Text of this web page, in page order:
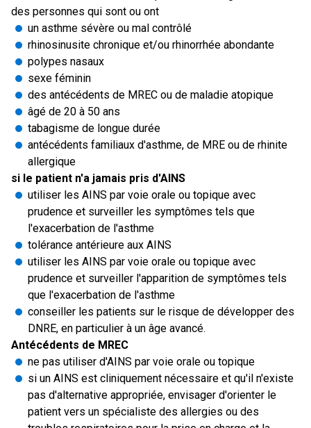
des personnes qui sont ou ont
un asthme sévère ou mal contrôlé
rhinosinusite chronique et/ou rhinorrhée abondante
polypes nasaux
sexe féminin
des antécédents de MREC ou de maladie atopique
âgé de 20 à 50 ans
tabagisme de longue durée
antécédents familiaux d'asthme, de MRE ou de rhinite
allergique
si le patient n'a jamais pris d'AINS
utiliser les AINS par voie orale ou topique avec
prudence et surveiller les symptômes tels que
l'exacerbation de l'asthme
tolérance antérieure aux AINS
utiliser les AINS par voie orale ou topique avec
prudence et surveiller l'apparition de symptômes tels
que l'exacerbation de l'asthme
conseiller les patients sur le risque de développer des
DNRE, en particulier à un âge avancé.
Antécédents de MREC
ne pas utiliser d'AINS par voie orale ou topique
si un AINS est cliniquement nécessaire et qu'il n'existe
pas d'alternative appropriée, envisager d'orienter le
patient vers un spécialiste des allergies ou des